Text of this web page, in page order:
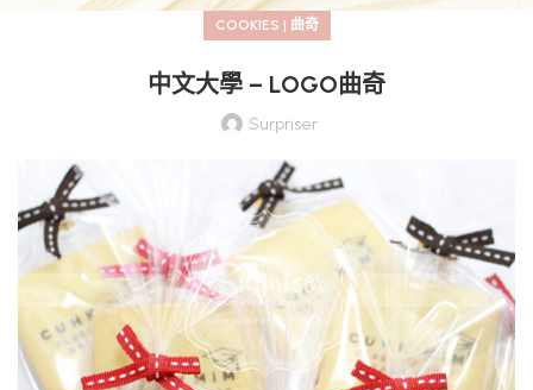
COOKIES | 曲奇
中文大學 – LOGO曲奇
Surpriser